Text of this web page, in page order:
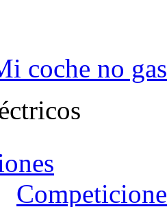
coche no